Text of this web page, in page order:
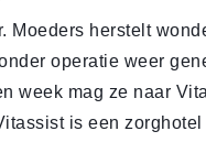
Moeders herstelt
operatie weer
week mag ze naar
is een